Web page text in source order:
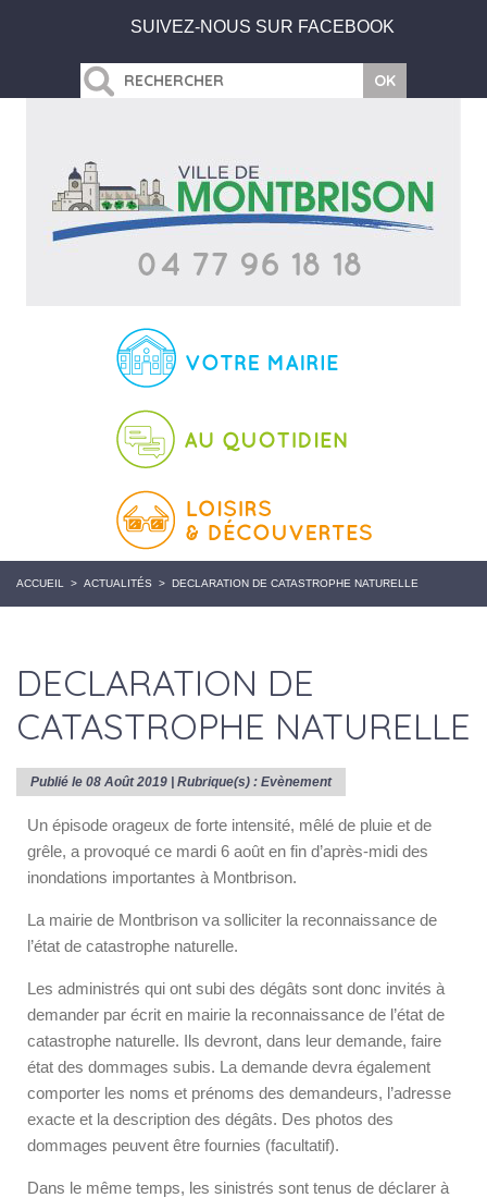
SUIVEZ-NOUS SUR FACEBOOK
ACCUEIL > ACTUALITÉS > DECLARATION DE CATASTROPHE NATURELLE
DECLARATION DE
CATASTROPHE NATURELLE
Publié le 08 Août 2019 | Rubrique(s) : Evènement
Un épisode orageux de forte intensité, mêlé de pluie et de
grêle, a provoqué ce mardi 6 août en fin d’après-midi des
inondations importantes à Montbrison.
La mairie de Montbrison va solliciter la reconnaissance de
l’état de catastrophe naturelle.
Les administrés qui ont subi des dégâts sont donc invités à
demander par écrit en mairie la reconnaissance de l’état de
catastrophe naturelle. Ils devront, dans leur demande, faire
état des dommages subis. La demande devra également
comporter les noms et prénoms des demandeurs, l’adresse
exacte et la description des dégâts. Des photos des
dommages peuvent être fournies (facultatif).
Dans le même temps, les sinistrés sont tenus de déclarer à